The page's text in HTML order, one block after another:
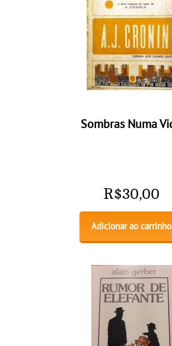
Sombras Numa
R$30,00
Adicionar ao carrinho